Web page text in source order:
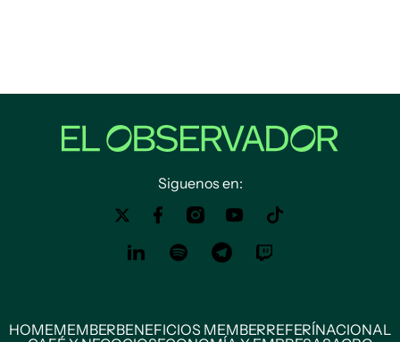
Siguenos en:
HOMEMEMBERBENEFICIOS MEMBERREFERÍNACIONAL